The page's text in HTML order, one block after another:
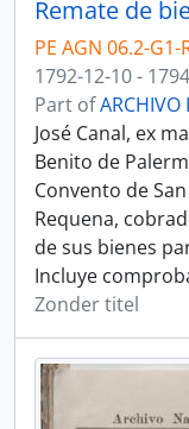
Remate de
PE AGN 06.2-G1-
1792-12-10 -
Part ofARCHIVO
José Canal, ex
Benito de
Convento de
Requena,
de sus bienes
Incluye
Zonder titel